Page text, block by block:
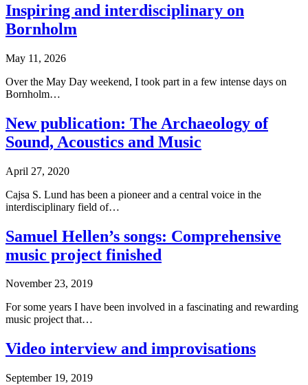
Inspiring and interdisciplinary on
Bornholm
May 11, 2026
Over the May Day weekend, I took part in a few intense days on
Bornholm…
New publication: The Archaeology of
Sound, Acoustics and Music
April 27, 2020
Cajsa S. Lund has been a pioneer and a central voice in the
interdisciplinary field of…
Samuel Hellen’s songs: Comprehensive
music project finished
November 23, 2019
For some years I have been involved in a fascinating and rewarding
music project that…
Video interview and improvisations
September 19, 2019